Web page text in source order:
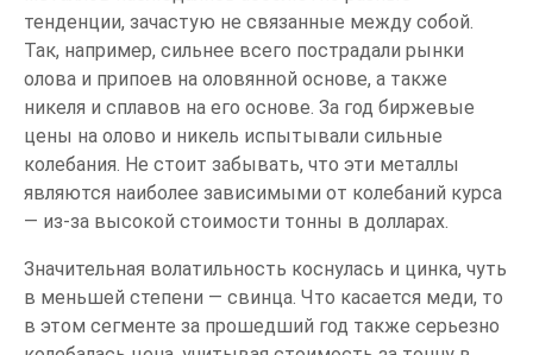
тенденции, зачастую не связанные между собой.
Так, например, сильнее всего пострадали рынки
олова и припоев на оловянной основе, а также
никеля и сплавов на его основе. За год биржевые
цены на олово и никель испытывали сильные
колебания. Не стоит забывать, что эти металлы
являются наиболее зависимыми от колебаний курса
— из-за высокой стоимости тонны в долларах.
Значительная волатильность коснулась и цинка, чуть
в меньшей степени — свинца. Что касается меди, то
в этом сегменте за прошедший год также серьезно